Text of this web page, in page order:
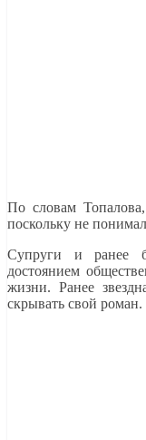
По словам
поскольку не
Супруги и ранее
достоянием
жизни. Ранее
скрывать свой роман.